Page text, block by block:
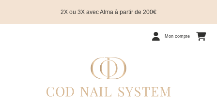
2X ou 3X avec Alma à partir de 200€
Mon compte